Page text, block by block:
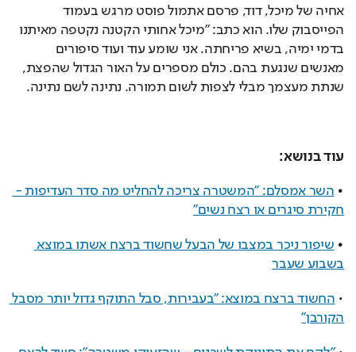
אחיה של מיכל, דוד, פרסם אתמול פוסט מרגש בעמוד
הפייסבוק שלו. הוא כתב: "מיכל אחותי הקטנה נקטפה מאיתנו
בדמי ימיה, בשיא פריחתה. אני שומע עוד ועוד סיפורים
מאנשים שנגעת בהם. כולם מספרים על האור הגדול שהפצת,
שנתת מעצמך מבלי לצפות לשום תמורה. נתינה לשם נתינה.
עוד בנושא:
השר אמסלם: "המשטרה צריכה להחליט מה סדר העדיפות -
חקירת סיגרים או רצח נשים"
שיפור ניכר במצבו של הבעל שחשוד ברצח אשתו במוצא
בשבוע שעבר
החשוד ברצח במוצא: "בעבירות, סבל התוקף גדול יותר מסבל
הקורבן"